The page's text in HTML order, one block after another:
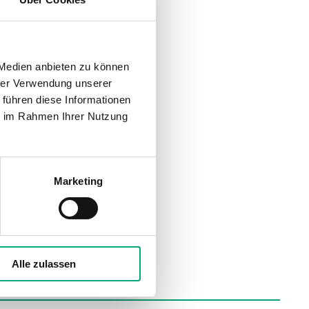
anbieten zu können
Verwendung unserer
diese Informationen
Rahmen Ihrer Nutzung
Marketing
Alle zulassen